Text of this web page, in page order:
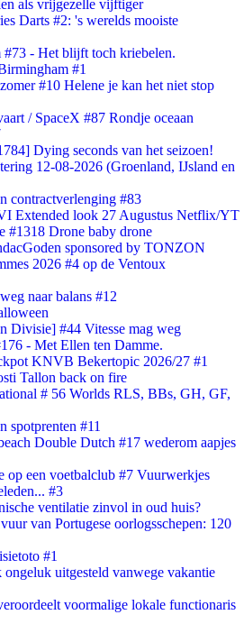
als vrijgezelle vijftiger
Darts #2: 's werelds mooiste
#73 - Het blijft toch kriebelen.
#1
#10 Helene je kan het niet stop
/ SpaceX #87 Rondje oceaan
Dying seconds van het seizoen!
12-08-2026 (Groenland, IJsland en
contractverlenging #83
Extended look 27 Augustus Netflix/YT
#1318 Drone baby drone
sponsored by TONZON
2026 #4 op de Ventoux
naar balans #12
Divisie] #44 Vitesse mag weg
- Met Ellen ten Damme.
KNVB Bekertopic 2026/27 #1
Tallon back on fire
# 56 Worlds RLS, BBs, GH, GF,
spotprenten #11
Double Dutch #17 wederom aapjes
op een voetbalclub #7 Vuurwerkjes
#3
ventilatie zinvol in oud huis?
van Portugese oorlogsschepen: 120
#1
ongeluk uitgesteld vanwege vakantie
voormalige lokale functionaris